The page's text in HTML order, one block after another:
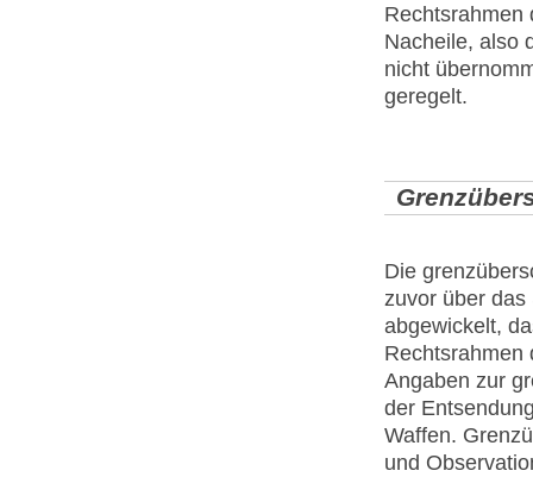
Rechtsrahmen
Nacheile, also
nicht
geregelt.
Die
zuvor über das
abgewickelt,
Rechtsrahmen
Angaben zur
der
Waffen.
und